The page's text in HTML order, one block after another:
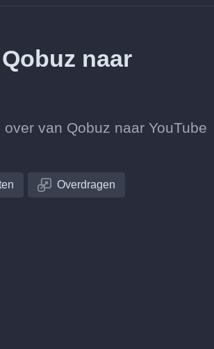
naar
van Qobuz naar YouTube
Overdragen